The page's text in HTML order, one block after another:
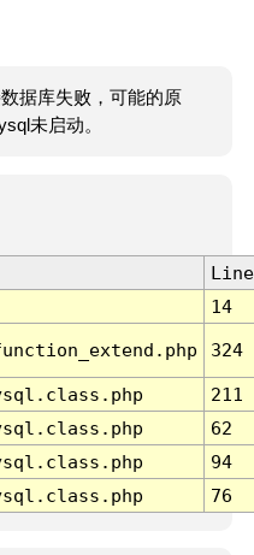
据库失败，可能的原
未启动。
Line
14
324
211
62
94
76